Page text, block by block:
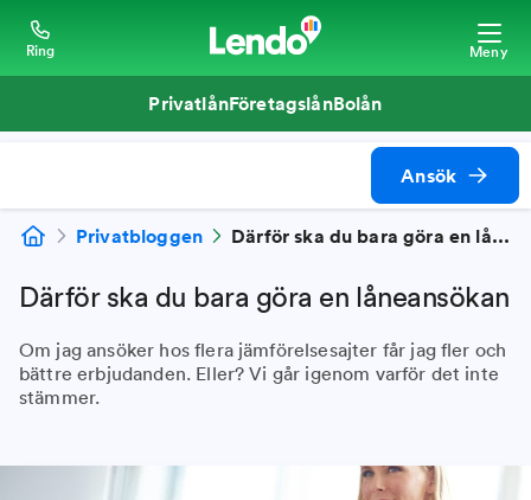
Ring Meny
PrivatlånFöretagslånBolån
Ansök
Privatbloggen Därför ska du bara göra en låneansökan
Därför ska du bara göra en låneansökan
Om jag ansöker hos flera jämförelsesajter får jag fler och
bättre erbjudanden. Eller? Vi går igenom varför det inte
stämmer.